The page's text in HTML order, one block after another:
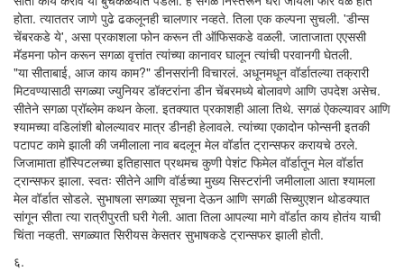
होता. त्याततर जाणे पुढे ढकलूनही चालणार नव्हते. तिला एक कल्पना सुचली. 'डीन्स
चेंबरकडे ये', असा प्रकाशला फोन करून ती ऑफिसकडे वळली. जाताजाता एएससी
मॅडमना फोन करून सगळा वृत्तांत त्यांच्या कानावर घालून त्यांची परवानगी घेतली.
"या सीताबाई, आज काय काम?" डीनसरांनी विचारलं. अधूनमधून वॉर्डातल्या तक्रारी
मिटवण्यासाठी सगळ्या ज्युनियर डॉक्टरांना डीन चेंबरमध्ये बोलावणे आणि उपदेश असेच.
सीतेने सगळा प्रॉब्लेम कथन केला. इतक्यात प्रकाशही आला तिथे. सगळं ऐकल्यावर आणि
श्यामच्या वडिलांशी बोलल्यावर मात्र डीनही हेलावले. त्यांच्या एकादोन फोन्सनी इतकी
पटापट कामे झाली की जमीलाला नाव बदलून मेल वॉर्डात ट्रान्सफर करायचे ठरले.
जिजामाता हॉस्पिटलच्या इतिहासात प्रथमच कुणी पेशंट फिमेल वॉर्डातून मेल वॉर्डात
ट्रान्सफर झाला. स्वतः सीतेने आणि वॉर्डच्या मुख्य सिस्टरांनी जमीलाला आता श्यामला
मेल वॉर्डात सोडले. सुभाषला सगळ्या सूचना देऊन आणि सगळी सिच्युएशन थोडक्यात
सांगून सीता त्या रात्रीपुरती घरी गेली. आता तिला आपल्या मागे वॉर्डात काय होतंय याची
चिंता नव्हती. सगळ्यात सिरीयस केसतर सुभाषकडे ट्रान्सफर झाली होती.
६.